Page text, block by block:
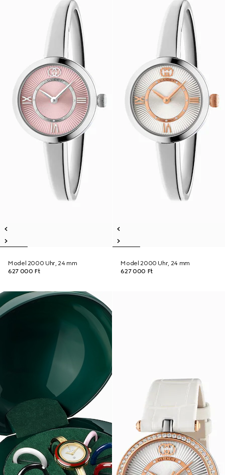
Model 2000 Uhr, 24 mm
627 000 Ft
Model 2000 Uhr, 24 mm
627 000 Ft